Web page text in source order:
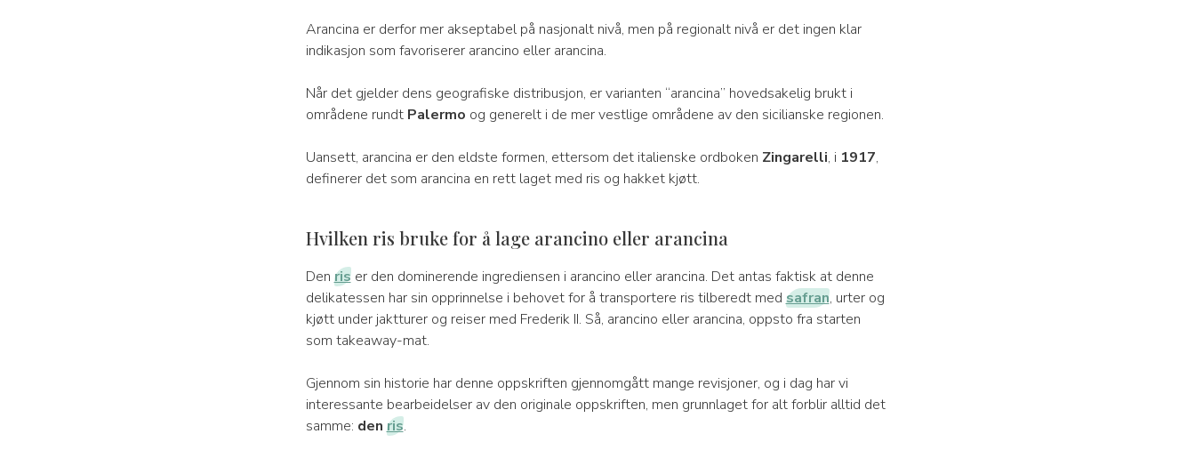
Arancina er derfor mer akseptabel på nasjonalt nivå, men på regionalt nivå er det ingen klar
indikasjon som favoriserer arancino eller arancina.
Når det gjelder dens geografiske distribusjon, er varianten “arancina” hovedsakelig brukt i
områdene rundt Palermo og generelt i de mer vestlige områdene av den sicilianske regionen.
Uansett, arancina er den eldste formen, ettersom det italienske ordboken Zingarelli, i 1917,
definerer det som arancina en rett laget med ris og hakket kjøtt.
Hvilken ris bruke for å lage arancino eller arancina
Den riser den dominerende ingrediensen i arancino eller arancina. Det antas faktisk at denne
delikatessen har sin opprinnelse i behovet for å transportere ris tilberedt med safran, urter og
kjøtt under jaktturer og reiser med Frederik II. Så, arancino eller arancina, oppsto fra starten
som takeaway-mat.
Gjennom sin historie har denne oppskriften gjennomgått mange revisjoner, og i dag har vi
interessante bearbeidelser av den originale oppskriften, men grunnlaget for alt forblir alltid det
samme: den ris.